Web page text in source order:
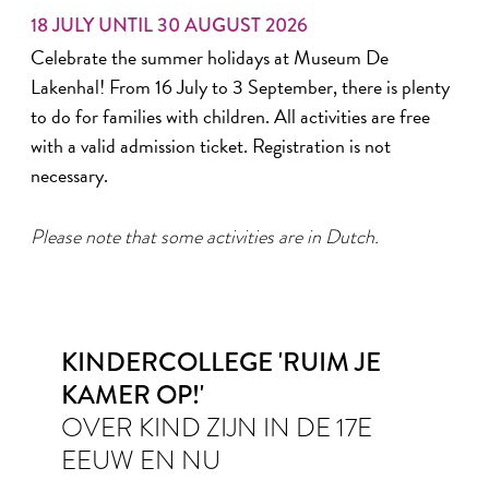
18 JULY UNTIL 30 AUGUST 2026
Celebrate the summer holidays at Museum De
Lakenhal! From 16 July to 3 September, there is plenty
to do for families with children. All activities are free
with a valid admission ticket. Registration is not
necessary.
Please note that some activities are in Dutch.
KINDERCOLLEGE 'RUIM JE
KAMER OP!'
OVER KIND ZIJN IN DE 17E
EEUW EN NU